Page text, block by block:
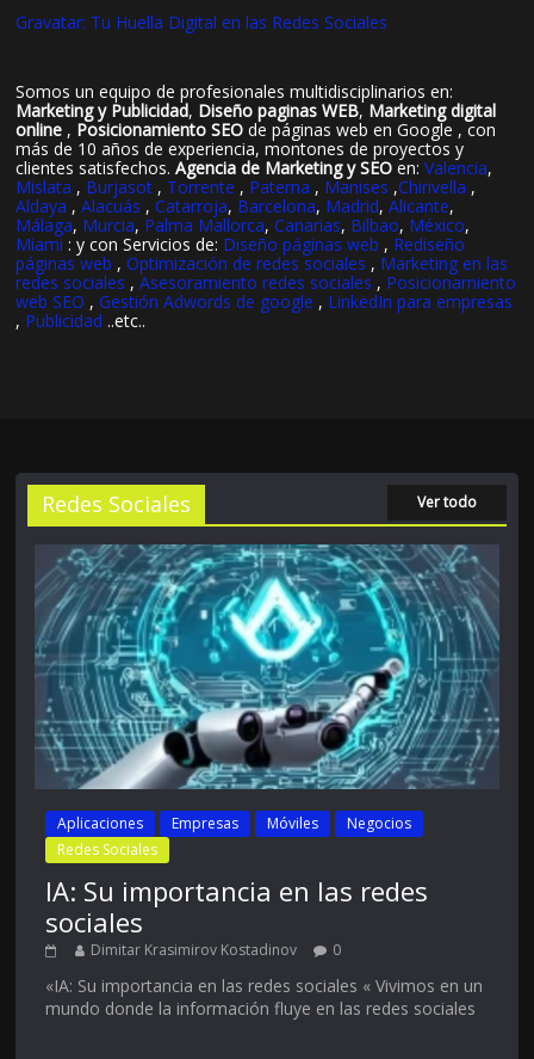
Gravatar: Tu Huella Digital en las Redes Sociales
Somos un equipo de profesionales multidisciplinarios en:
Marketing y Publicidad, Diseño paginas WEB, Marketing digital
online , Posicionamiento SEO de páginas web en Google , con
más de 10 años de experiencia, montones de proyectos y
clientes satisfechos.Agencia de Marketing y SEO en:Valencia,
Mislata , Burjasot , Torrente , Paterna , Manises ,Chirivella ,
Aldaya ,Alacuás ,Catarroja, Barcelona, Madrid,Alicante,
Málaga, Murcia, Palma Mallorca,Canarias, Bilbao, México,
Miami : y con Servicios de: Diseño páginas web , Rediseño
páginas web ,Optimización de redes sociales , Marketing en las
redes sociales ,Asesoramiento redes sociales , Posicionamiento
web SEO ,Gestión Adwords de google , LinkedIn para empresas
, Publicidad ..etc..
Redes Sociales Ver todo
Aplicaciones Empresas Móviles
Negocios
Redes Sociales
IA: Su importancia en las redes
sociales
Dimitar Krasimirov Kostadinov 0
«IA: Su importancia en las redes sociales « Vivimos en un
mundo donde la información fluye en las redes sociales